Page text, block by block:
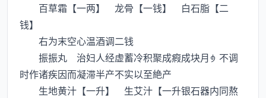
百草霜【一两】 龙骨【一钱】 白石脂【二
钱】
右为末空心温酒调二钱
振振丸 治妇人经虚蓄冷积聚成瘕成块月不调
时作诸疾因而凝滞半产不实以至絶产
生地黄汁【一升】 生艾汁【一升银石器内同熬